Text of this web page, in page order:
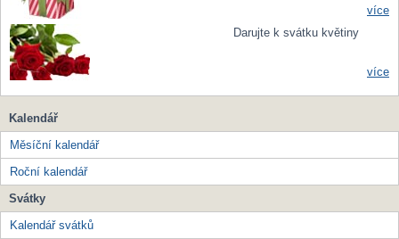
více
Darujte k svátku květiny
více
Kalendář
Měsíční kalendář
Roční kalendář
Svátky
Kalendář svátků